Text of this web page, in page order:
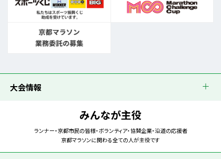
大会情報
みんなが主役
ランナー・京都市民の皆様・ボランティア・協賛企業・沿道の応援者
京都マラソンに関わる全ての人が主役です